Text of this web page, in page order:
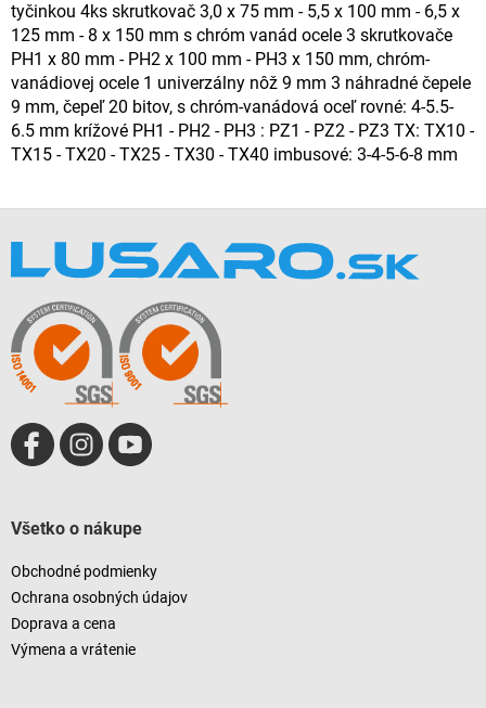
tyčinkou 4ks skrutkovač 3,0 x 75 mm - 5,5 x 100 mm - 6,5 x
125 mm - 8 x 150 mm s chróm vanád ocele 3 skrutkovače
PH1 x 80 mm - PH2 x 100 mm - PH3 x 150 mm, chróm-
vanádiovej ocele 1 univerzálny nôž 9 mm 3 náhradné čepele
9 mm, čepeľ 20 bitov, s chróm-vanádová oceľ rovné: 4-5.5-
6.5 mm krížové PH1 - PH2 - PH3 : PZ1 - PZ2 - PZ3 TX: TX10 -
TX15 - TX20 - TX25 - TX30 - TX40 imbusové: 3-4-5-6-8 mm
Všetko o nákupe
Obchodné podmienky
Ochrana osobných údajov
Doprava a cena
Výmena a vrátenie